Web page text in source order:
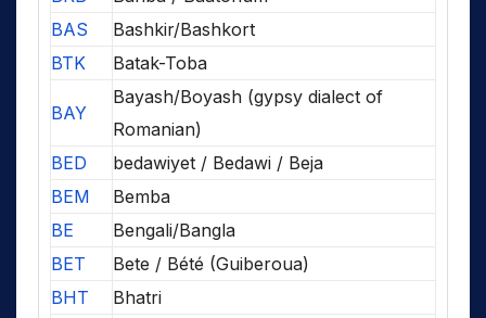
BAS
Bashkir/Bashkort
BTK
Batak-Toba
BAY
Bayash/Boyash (gypsy dialect of
Romanian)
BED
bedawiyet / Bedawi / Beja
BEM
Bemba
BE
Bengali/Bangla
BET
Bete / Bété (Guiberoua)
BHT
Bhatri